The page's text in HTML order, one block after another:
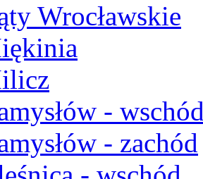
Wrocławskie
-
- zachód